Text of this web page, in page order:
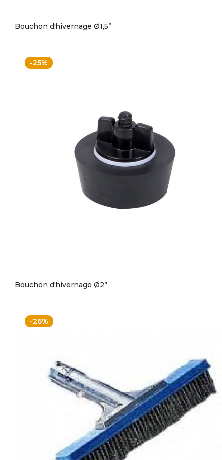
Bouchon d'hivernage Ø1,5’’
-25%
Bouchon d'hivernage Ø2’’
-26%